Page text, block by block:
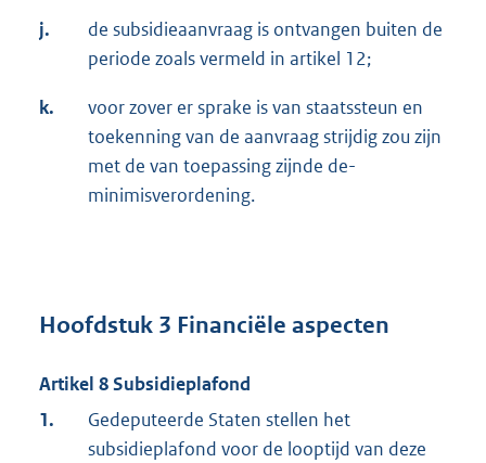
j.
de subsidieaanvraag is ontvangen buiten de
periode zoals vermeld in artikel 12;
k.
voor zover er sprake is van staatssteun en
toekenning van de aanvraag strijdig zou zijn
met de van toepassing zijnde de-
minimisverordening.
Hoofdstuk 3 Financiële aspecten
Artikel 8 Subsidieplafond
1.
Gedeputeerde Staten stellen het
subsidieplafond voor de looptijd van deze